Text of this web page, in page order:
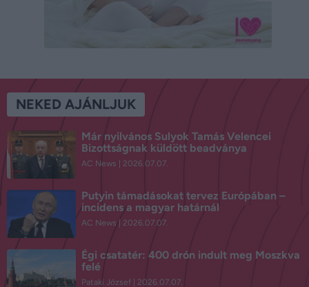
NEKED AJÁNLJUK
Már nyilvános Sulyok Tamás Velencei
Bizottságnak küldött beadványa
AC News 2026.07.07.
Putyin támadásokat tervez Európában –
incidens a magyar határnál
AC News 2026.07.07.
Égi csatatér: 400 drón indult meg Moszkva
felé
Pataki József 2026.07.07.